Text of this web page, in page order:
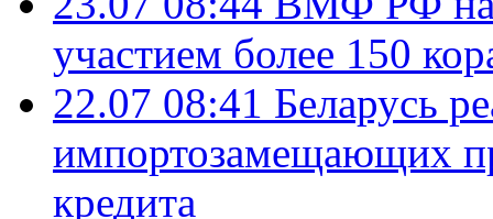
участием более 150
22.07 08:41 Беларусь
импортозамещающих
кредита